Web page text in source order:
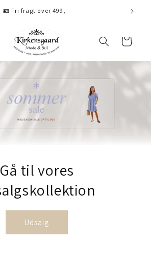
🪪 Fri fragt over 499,-
Indkøbskurv
Gå til vores
Udsalg